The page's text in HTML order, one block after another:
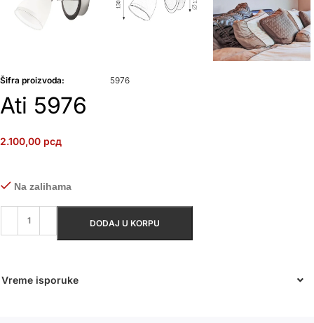
Šifra proizvoda: 5976
Ati 5976
2.100,00 рсд
Na zalihama
DODAJ U KORPU
Vreme isporuke